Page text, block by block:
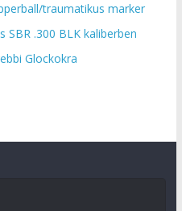
traumatikus marker
SBR .300 BLK kaliberben
Glockokra